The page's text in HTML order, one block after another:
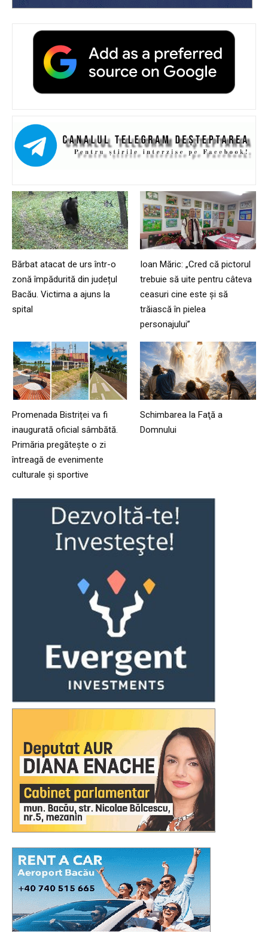
Bărbat atacat de urs într-o
zonă împădurită din județul
Bacău. Victima a ajuns la
spital
Ioan Măric: „Cred că pictorul
trebuie să uite pentru câteva
ceasuri cine este și să
trăiască în pielea
personajului”
Promenada Bistriței va fi
inaugurată oficial sâmbătă.
Primăria pregătește o zi
întreagă de evenimente
culturale și sportive
Schimbarea la Faţă a
Domnului